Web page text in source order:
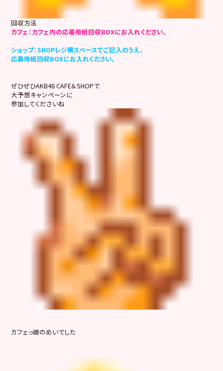
回収方法
カフェ：カフェ内の応募用紙回収BOXにお入れください。
ショップ：SHOPレジ横スペースでご記入のうえ、
応募用紙回収BOXにお入れください。
ぜひぜひAKB48 CAFE＆SHOPで
大予想キャンペーンに
参加してくださいね
カフェっ娘のめいでした